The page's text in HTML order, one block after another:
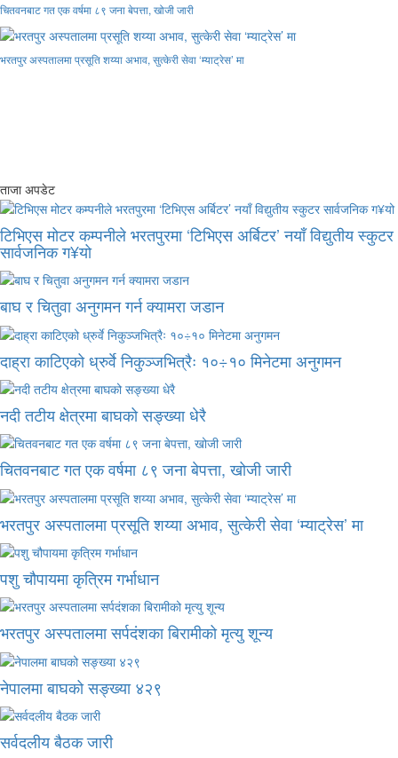
चितवनबाट गत एक वर्षमा ८९ जना बेपत्ता, खोजी जारी
भरतपुर अस्पतालमा प्रसूति शय्या अभाव, सुत्केरी सेवा ‘म्याट्रेस’ मा
ताजा अपडेट
टिभिएस मोटर कम्पनीले भरतपुरमा ‘टिभिएस अर्बिटर’ नयाँ विद्युतीय स्कुटर
सार्वजनिक ग¥यो
बाघ र चितुवा अनुगमन गर्न क्यामरा जडान
दाह्रा काटिएको ध्रुर्वे निकुञ्जभित्रैः १०÷१० मिनेटमा अनुगमन
नदी तटीय क्षेत्रमा बाघको सङ्ख्या धेरै
चितवनबाट गत एक वर्षमा ८९ जना बेपत्ता, खोजी जारी
भरतपुर अस्पतालमा प्रसूति शय्या अभाव, सुत्केरी सेवा ‘म्याट्रेस’ मा
पशु चौपायमा कृत्रिम गर्भाधान
भरतपुर अस्पतालमा सर्पदंशका बिरामीको मृत्यु शून्य
नेपालमा बाघको सङ्ख्या ४२९
सर्वदलीय बैठक जारी